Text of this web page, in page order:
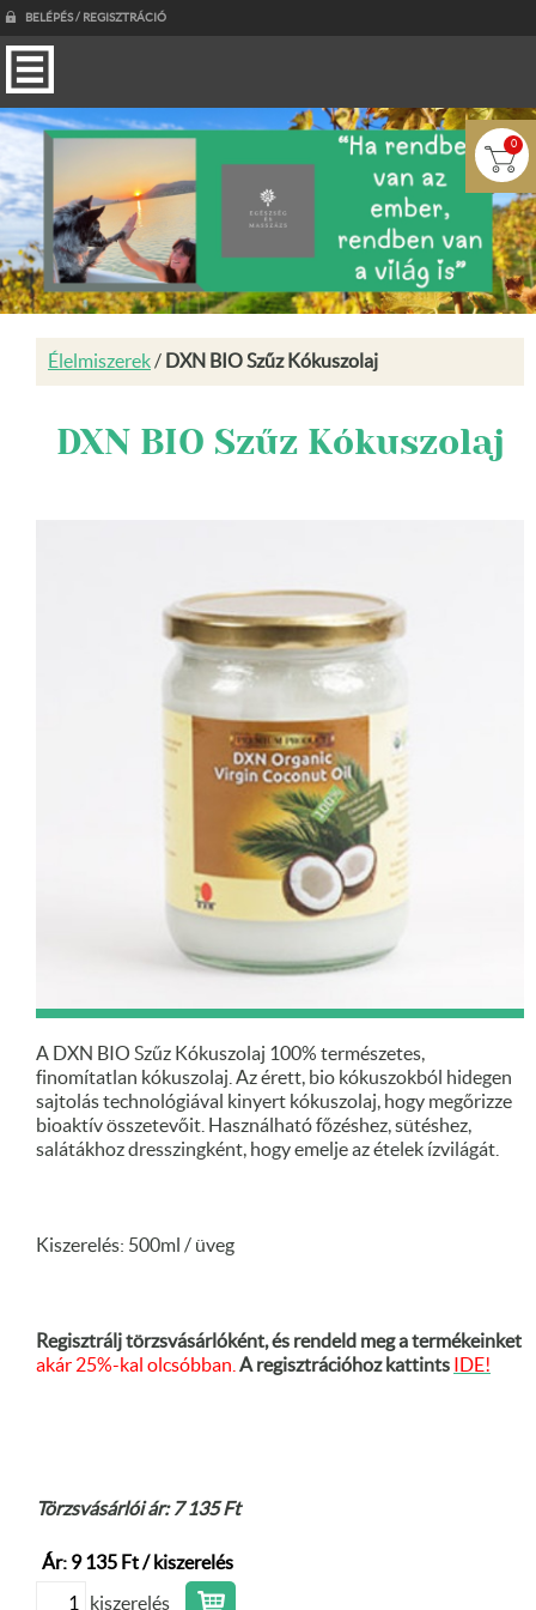
BELÉPÉS / REGISZTRÁCIÓ
0
Élelmiszerek/ DXN BIO Szűz Kókuszolaj
DXN BIO Szűz Kókuszolaj
A DXN BIO Szűz Kókuszolaj 100% természetes,
finomítatlan kókuszolaj. Az érett, bio kókuszokból hidegen
sajtolás technológiával kinyert kókuszolaj, hogy megőrizze
bioaktív összetevőit. Használható főzéshez, sütéshez,
salátákhoz dresszingként, hogy emelje az ételek ízvilágát.
Kiszerelés: 500ml / üveg
Regisztrálj törzsvásárlóként, és rendeld meg a termékeinket
akár 25%-kal olcsóbban. A regisztrációhoz kattints IDE!
Törzsvásárlói ár: 7 135 Ft
Ár: 9 135 Ft / kiszerelés
kiszerelés